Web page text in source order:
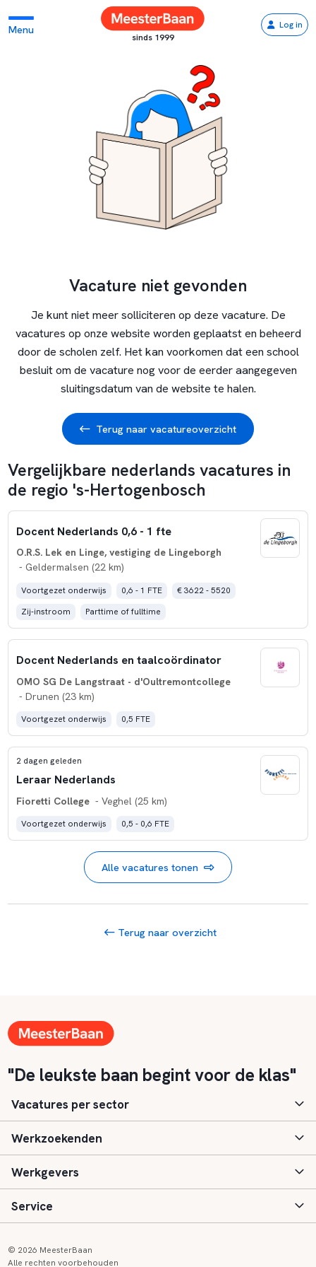
Menu
sinds 1999
Log in
Vacature niet gevonden
Je kunt niet meer solliciteren op deze vacature. De
vacatures op onze website worden geplaatst en beheerd
door de scholen zelf. Het kan voorkomen dat een school
besluit om de vacature nog voor de eerder aangegeven
sluitingsdatum van de website te halen.
Terug naar vacatureoverzicht
Vergelijkbare nederlands vacatures in
de regio 's-Hertogenbosch
Docent Nederlands 0,6 - 1 fte
O.R.S. Lek en Linge, vestiging de Lingeborgh
- Geldermalsen (22 km)
Voortgezet onderwijs 0,6 - 1 FTE
€ 3622 - 5520
Zij-instroom
Parttime of fulltime
Docent Nederlands en taalcoördinator
OMO SG De Langstraat - d'Oultremontcollege
- Drunen (23 km)
Voortgezet onderwijs 0,5 FTE
2 dagen geleden
Leraar Nederlands
Fioretti College - Veghel (25 km)
Voortgezet onderwijs 0,5 - 0,6 FTE
Alle vacatures tonen
Terug naar overzicht
"De leukste baan begint voor de klas"
Vacatures per sector
Basisonderwijs
Speciaal (basis) onderwijs
Voortgezet onderwijs
Werkzoekenden
Aanmelden
Vacatures
Werkgevers
Inloggen
Service
© 2026 MeesterBaan
Alle rechten voorbehouden